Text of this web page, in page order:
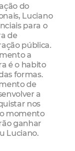
do
Luciano
para o
de
pública.
a
é o habito
formas.
de
a
nos
momento
ganhar
Luciano.